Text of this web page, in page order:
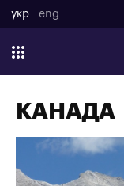
укр eng
КАНАДА